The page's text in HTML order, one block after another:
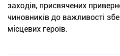
заходів, присвячених
чиновників до важливості
місцевих героїв.